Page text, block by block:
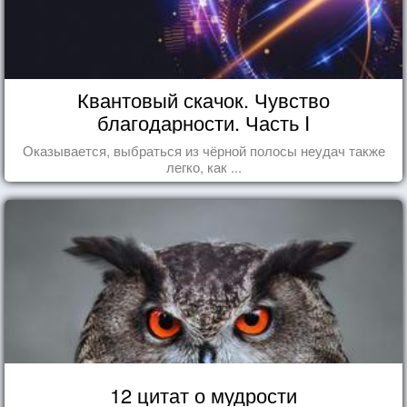
Квантовый скачок. Чувство
благодарности. Часть I
Оказывается, выбраться из чёрной полосы неудач также
легко, как ...
12 цитат о мудрости